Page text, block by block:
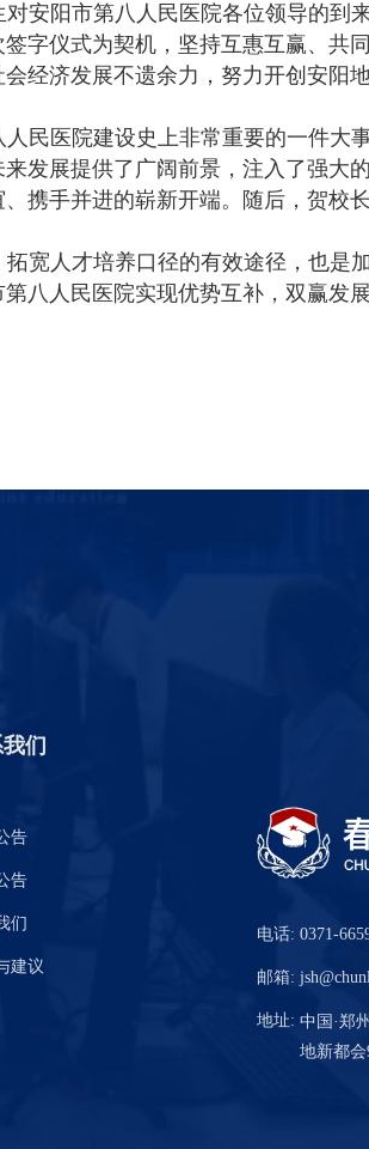
安阳市第八人民医院各位领导的到
字仪式为契机，坚持互惠互赢、共
经济发展不遗余力，努力开创安阳
民医院建设史上非常重要的一件大
发展提供了广阔前景，注入了强大
携手并进的崭新开端。随后，贺校
宽人才培养口径的有效途径，也是
八人民医院实现优势互补，双赢发
们
告
告
们
建议
电话:0371-
邮箱:
地址: 中国·郑
地新都会